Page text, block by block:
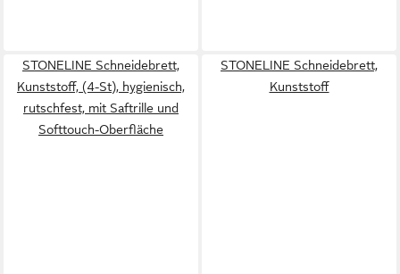
STONELINE Schneidebrett,
Kunststoff, (4-St), hygienisch,
rutschfest, mit Saftrille und
Softtouch-Oberfläche
STONELINE Schneidebrett,
Kunststoff